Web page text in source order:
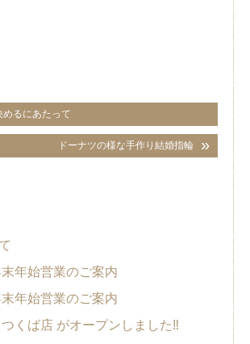
るにあたって
ドーナツの様な手作り結婚指輪
年始営業のご案内
年始営業のご案内
くば店 がオープンしました‼︎